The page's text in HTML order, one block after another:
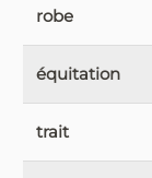
robe
équitation
trait